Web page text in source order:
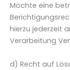
Möchte eine
hierzu jederzeit
Verarbeitung
d) Recht auf